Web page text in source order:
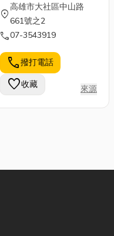
location_on
高雄市大社區中山路
661號之2
call07-3543919
call撥打電話
favorite收藏 來源